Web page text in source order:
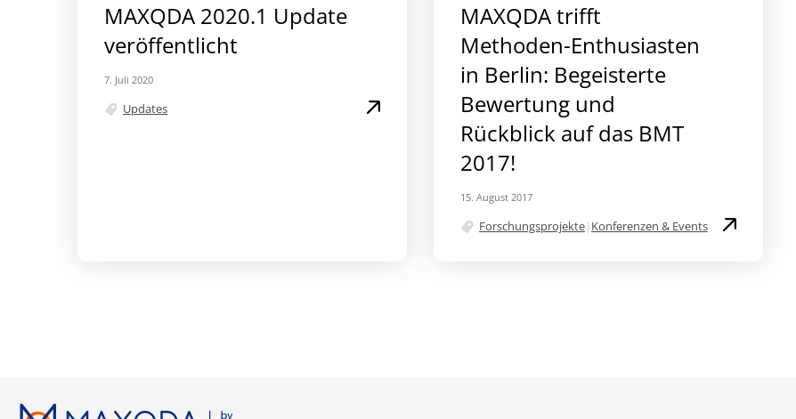
MAXQDA 2020.1 Update
veröffentlicht
7. Juli 2020
Updates
MAXQDA trifft
Methoden-Enthusiasten
in Berlin: Begeisterte
Bewertung und
Rückblick auf das BMT
2017!
15. August 2017
Forschungsprojekte| Konferenzen & Events